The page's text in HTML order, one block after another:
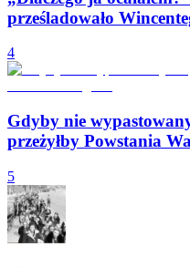
prześladowało
4
Gdyby nie
przeżyłby Powstania
5